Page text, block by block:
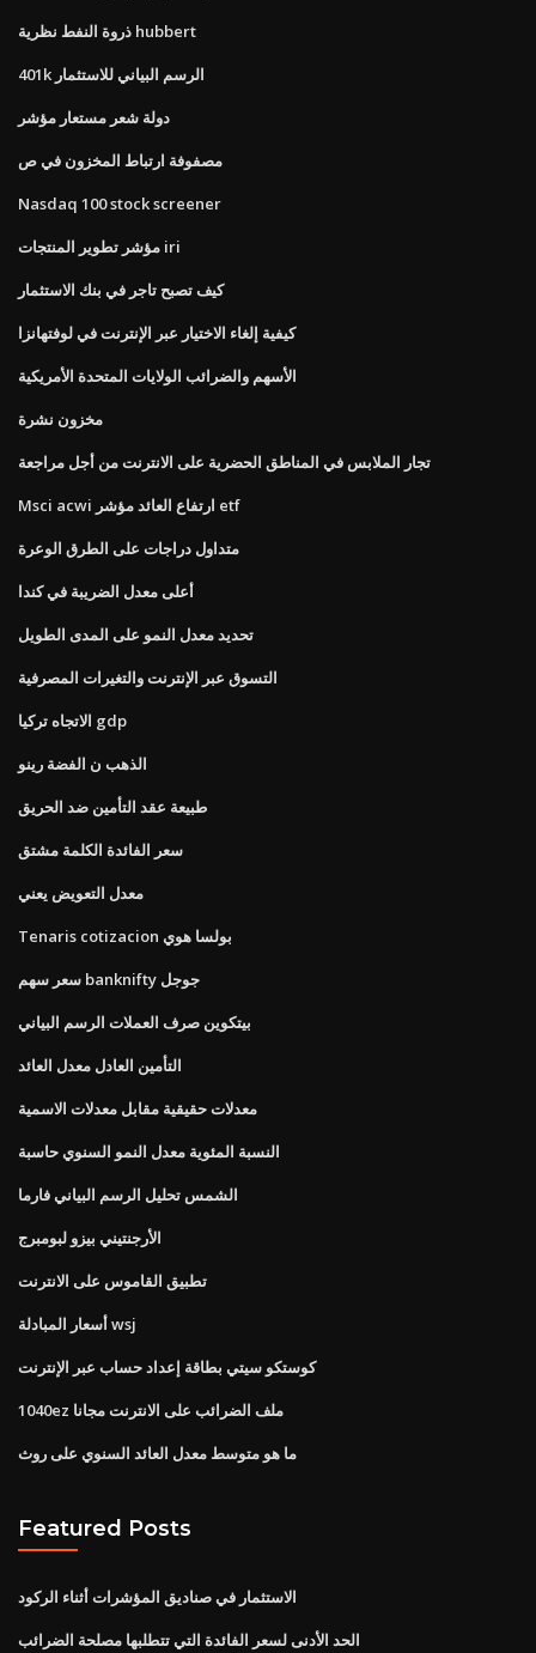
ذروة النفط نظرية hubbert
401k الرسم البياني للاستثمار
دولة شعر مستعار مؤشر
مصفوفة ارتباط المخزون في ص
Nasdaq 100 stock screener
مؤشر تطوير المنتجات iri
كيف تصبح تاجر في بنك الاستثمار
كيفية إلغاء الاختيار عبر الإنترنت في لوفتهانزا
الأسهم والضرائب الولايات المتحدة الأمريكية
مخزون نشرة
تجار الملابس في المناطق الحضرية على الانترنت من أجل مراجعة
Msci acwi ارتفاع العائد مؤشر etf
متداول دراجات على الطرق الوعرة
أعلى معدل الضريبة في كندا
تحديد معدل النمو على المدى الطويل
التسوق عبر الإنترنت والتغيرات المصرفية
الاتجاه تركيا gdp
الذهب ن الفضة رينو
طبيعة عقد التأمين ضد الحريق
سعر الفائدة الكلمة مشتق
معدل التعويض يعني
Tenaris cotizacion بولسا هوي
سعر سهم banknifty جوجل
بيتكوين صرف العملات الرسم البياني
التأمين العادل معدل العائد
معدلات حقيقية مقابل معدلات الاسمية
النسبة المئوية معدل النمو السنوي حاسبة
الشمس تحليل الرسم البياني فارما
الأرجنتيني بيزو لبومبرج
تطبيق القاموس على الانترنت
أسعار المبادلة wsj
كوستكو سيتي بطاقة إعداد حساب عبر الإنترنت
1040ez ملف الضرائب على الانترنت مجانا
ما هو متوسط ​​معدل العائد السنوي على روث
Featured Posts
الاستثمار في صناديق المؤشرات أثناء الركود
الحد الأدنى لسعر الفائدة التي تتطلبها مصلحة الضرائب